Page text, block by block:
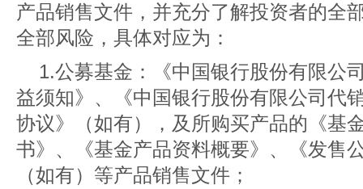
产品销售文件，并充分了解投资者的全
全部风险，具体对应为：
1.公募基金：《中国银行股份有限公
益须知》、《中国银行股份有限公司代
协议》（如有），及所购买产品的《基
书》、《基金产品资料概要》、《发售
（如有）等产品销售文件；